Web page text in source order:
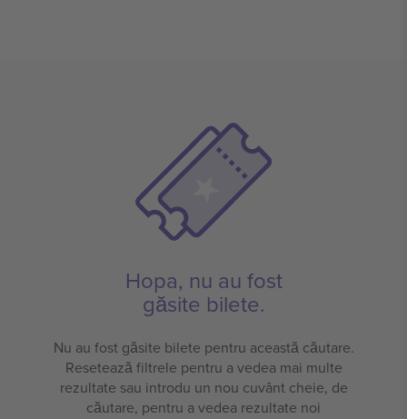
Hopa, nu au fost
găsite bilete.
Nu au fost găsite bilete pentru această căutare.
Resetează filtrele pentru a vedea mai multe
rezultate sau introdu un nou cuvânt cheie, de
căutare, pentru a vedea rezultate noi